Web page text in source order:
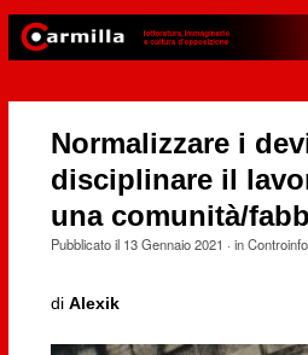
Normalizzare i
disciplinare il
una comunità/
Pubblicato il 13 Gennaio 2021 · in
di Alexik